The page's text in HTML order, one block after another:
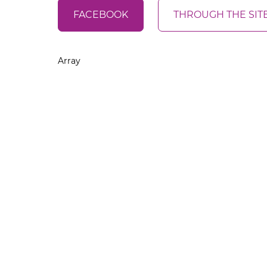
FACEBOOK THROUGH THE
Array